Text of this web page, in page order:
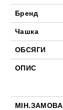
Бренд
Чашка
ОБСЯГИ
ОПИС
МІН.ЗАМОВА